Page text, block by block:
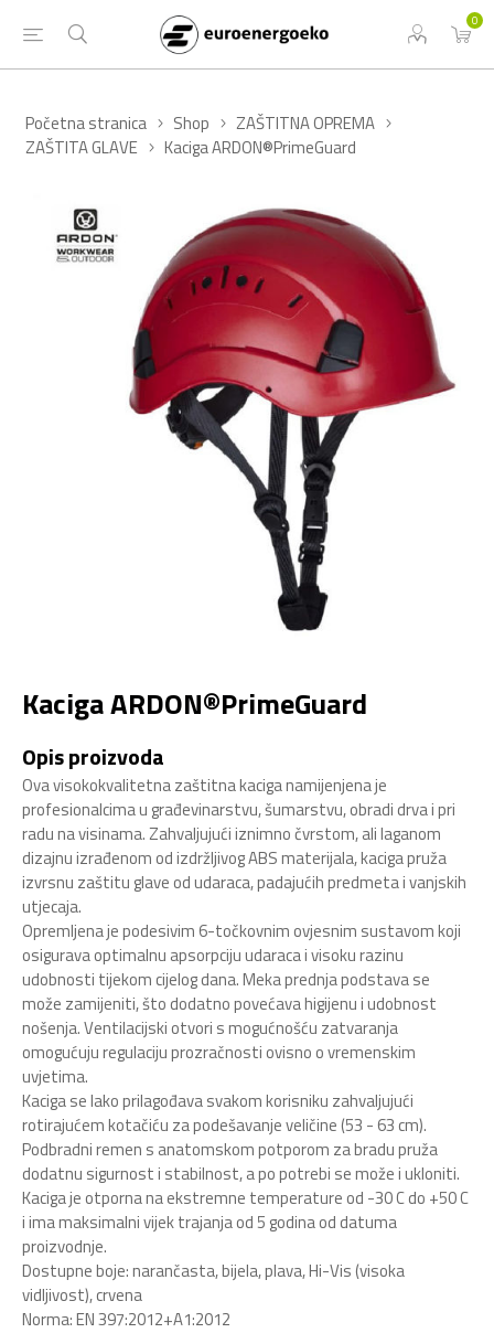
0
Početna stranica Shop
ZAŠTITNA OPREMA
ZAŠTITA GLAVE
Kaciga ARDON®PrimeGuard
Kaciga ARDON®PrimeGuard
Opis proizvoda
Ova visokokvalitetna zaštitna kaciga namijenjena je
profesionalcima u građevinarstvu, šumarstvu, obradi drva i pri
radu na visinama. Zahvaljujući iznimno čvrstom, ali laganom
dizajnu izrađenom od izdržljivog ABS materijala, kaciga pruža
izvrsnu zaštitu glave od udaraca, padajućih predmeta i vanjskih
utjecaja.
Opremljena je podesivim 6-točkovnim ovjesnim sustavom koji
osigurava optimalnu apsorpciju udaraca i visoku razinu
udobnosti tijekom cijelog dana. Meka prednja podstava se
može zamijeniti, što dodatno povećava higijenu i udobnost
nošenja. Ventilacijski otvori s mogućnošću zatvaranja
omogućuju regulaciju prozračnosti ovisno o vremenskim
uvjetima.
Kaciga se lako prilagođava svakom korisniku zahvaljujući
rotirajućem kotačiću za podešavanje veličine (53 - 63 cm).
Podbradni remen s anatomskom potporom za bradu pruža
dodatnu sigurnost i stabilnost, a po potrebi se može i ukloniti.
Kaciga je otporna na ekstremne temperature od -30 C do +50 C
i ima maksimalni vijek trajanja od 5 godina od datuma
proizvodnje.
Dostupne boje: narančasta, bijela, plava, Hi-Vis (visoka
vidljivost), crvena
Norma: EN 397:2012+A1:2012